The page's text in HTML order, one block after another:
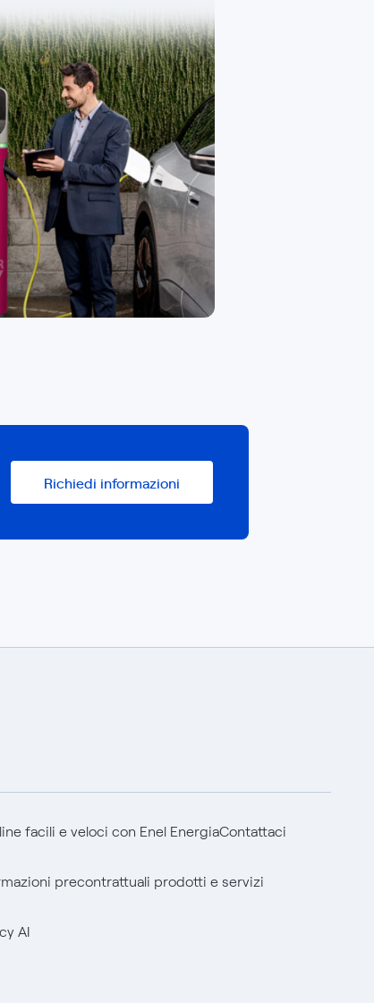
Richiedi informazioni
facili e veloci con Enel EnergiaContattaci
precontrattuali prodotti e servizi
AI